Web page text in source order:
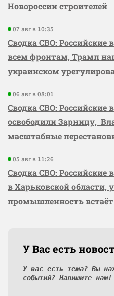
Новороссии строителей
07 авг в 10:35
Сводка СВО: Российские
всем фронтам, Трамп
украинском
06 авг в 08:01
Сводка СВО: Российские
освободили Зарницу,
масштабные
05 авг в 11:26
Сводка СВО: Российские
в Харьковской области,
промышленность встаёт
У Вас есть
У вас есть тема? Вы
событий? Напишите нам!